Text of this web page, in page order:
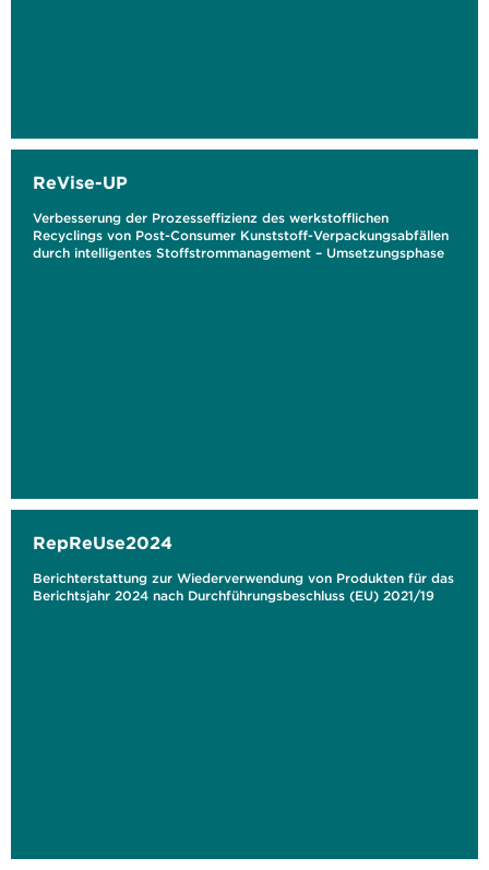
ReVise-UP
Verbesserung der Prozesseffizienz des werkstofflichen
Recyclings von Post-Consumer Kunststoff-Verpackungsabfällen
durch intelligentes Stoffstrommanagement – Umsetzungsphase
RepReUse2024
Berichterstattung zur Wiederverwendung von Produkten für das
Berichtsjahr 2024 nach Durchführungsbeschluss (EU) 2021/19